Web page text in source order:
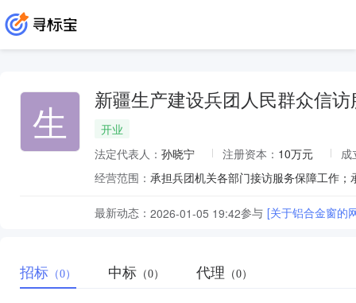
生 新疆生产建设兵团人民群众信访
开业
法定代表人： 孙晓宁 注册资本： 10万元
成
经营范围：
最新动态： 2026-01-05 19:42参与 [关于铝合金窗的
招标 （0） 中标 （0） 代理 （0）